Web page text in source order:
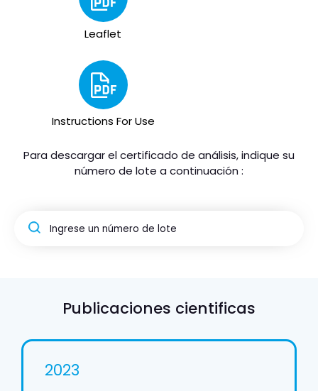
Leaflet
Instructions For Use
Para descargar el certificado de análisis, indique su
número de lote a continuación :
Publicaciones cientificas
2023